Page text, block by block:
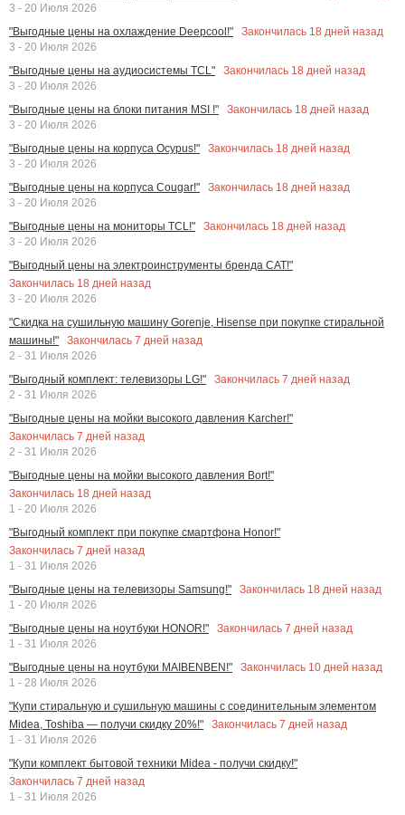
3 - 20 Июля 2026
"Выгодные цены на охлаждение Deepcool!"
Закончилась 18 дней назад
3 - 20 Июля 2026
"Выгодные цены на аудиосистемы TCL"
Закончилась 18 дней назад
3 - 20 Июля 2026
"Выгодные цены на блоки питания MSI !"
Закончилась 18 дней назад
3 - 20 Июля 2026
"Выгодные цены на корпуса Ocypus!"
Закончилась 18 дней назад
3 - 20 Июля 2026
"Выгодные цены на корпуса Cougar!"
Закончилась 18 дней назад
3 - 20 Июля 2026
"Выгодные цены на мониторы TCL!"
Закончилась 18 дней назад
3 - 20 Июля 2026
"Выгодный цены на электроинструменты бренда CAT!"
Закончилась 18 дней назад
3 - 20 Июля 2026
"Скидка на сушильную машину Gorenje, Hisense при покупке стиральной
машины!"
Закончилась 7 дней назад
2 - 31 Июля 2026
"Выгодный комплект: телевизоры LG!"
Закончилась 7 дней назад
2 - 31 Июля 2026
"Выгодные цены на мойки высокого давления Karcher!"
Закончилась 7 дней назад
2 - 31 Июля 2026
"Выгодные цены на мойки высокого давления Bort!"
Закончилась 18 дней назад
1 - 20 Июля 2026
"Выгодный комплект при покупке смартфона Honor!"
Закончилась 7 дней назад
1 - 31 Июля 2026
"Выгодные цены на телевизоры Samsung!"
Закончилась 18 дней назад
1 - 20 Июля 2026
"Выгодные цены на ноутбуки HONOR!"
Закончилась 7 дней назад
1 - 31 Июля 2026
"Выгодные цены на ноутбуки MAIBENBEN!"
Закончилась 10 дней назад
1 - 28 Июля 2026
"Купи стиральную и сушильную машины с соединительным элементом
Midea, Toshiba — получи скидку 20%!"
Закончилась 7 дней назад
1 - 31 Июля 2026
"Купи комплект бытовой техники Midea - получи скидку!"
Закончилась 7 дней назад
1 - 31 Июля 2026